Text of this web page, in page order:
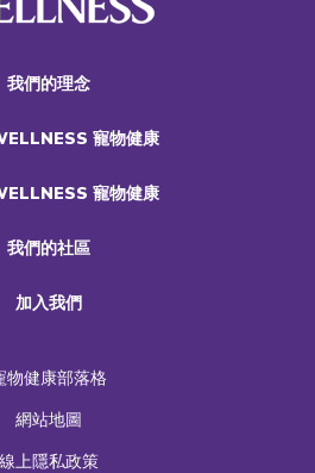
我們的理念
寵物健康
寵物健康
我們的社區
加入我們
物健康部落格
網站地圖
線上隱私政策